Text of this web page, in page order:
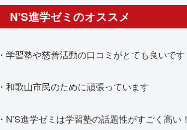
N’S進学ゼミのオススメ
・学習塾や慈善活動の口コミがとても良いです
・和歌山市民のために頑張っています
・N’S進学ゼミは学習塾の話題性がすごく高い！